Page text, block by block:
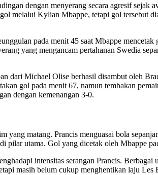
dengan menyerang secara agresif
melalui Kylian Mbappe, tetapi gol tersebut
pada menit 45 saat Mbappe
yang mengancam pertahanan Swedia
dari Michael Olise berhasil disambut oleh
gol pada menit 67, namun tembakan
dengan kemenangan 3-0.
matang. Prancis menguasai bola
pilar utama. Gol yang dicetak oleh Mbappe
intensitas serangan Prancis.
masih belum cukup menghentikan laju